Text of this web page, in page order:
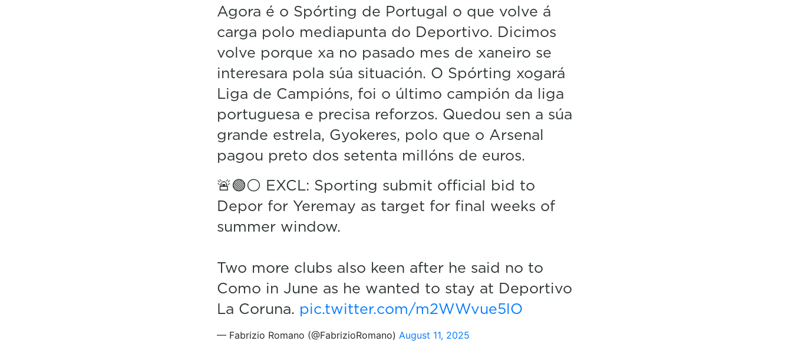
u
e
0
%
Agora é o Spórting de Portugal o que volve á
carga polo mediapunta do Deportivo. Dicimos
volve porque xa no pasado mes de xaneiro se
interesara pola súa situación. O Spórting xogará
Liga de Campións, foi o último campión da liga
portuguesa e precisa reforzos. Quedou sen a súa
grande estrela, Gyokeres, polo que o Arsenal
pagou preto dos setenta millóns de euros.
🚨🟢⚪️ EXCL: Sporting submit official bid to
Depor for Yeremay as target for final weeks of
summer window.
Two more clubs also keen after he said no to
Como in June as he wanted to stay at Deportivo
La Coruna. pic.twitter.com/m2WWvue5lO
— Fabrizio Romano (@FabrizioRomano) August 11, 2025